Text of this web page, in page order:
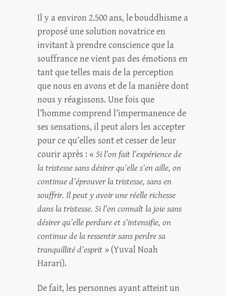
Il y a environ 2.500 ans, le bouddhisme a
proposé une solution novatrice en
invitant à prendre conscience que la
souffrance ne vient pas des émotions en
tant que telles mais de la perception
que nous en avons et de la manière dont
nous y réagissons. Une fois que
l’homme comprend l’impermanence de
ses sensations, il peut alors les accepter
pour ce qu’elles sont et cesser de leur
courir après : « Si l’on fait l’expérience de
la tristesse sans désirer qu’elle s’en aille, on
continue d’éprouver la tristesse, sans en
souffrir. Il peut y avoir une réelle richesse
dans la tristesse. Si l’on connaît la joie sans
désirer qu’elle perdure et s’intensifie, on
continue de la ressentir sans perdre sa
tranquillité d’esprit » (Yuval Noah
Harari).
De fait, les personnes ayant atteint un